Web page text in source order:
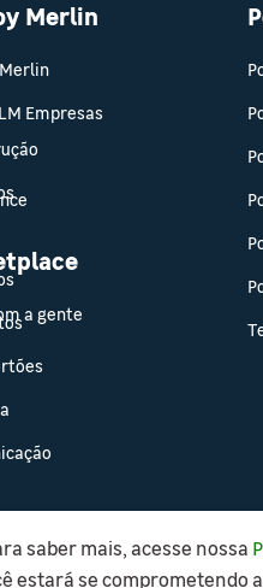
Merlin
Empresas
a gente
Copyright © 2021 Leroy
saber mais, acesse nossa
estará se comprometendo